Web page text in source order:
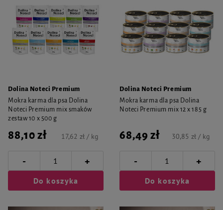
Dolina Noteci Premium
Mokra karma dla psa Dolina
Noteci Premium mix smaków
zestaw 10 x 500 g
88,10 zł 17,62 zł / kg
- +
Do koszyka
Dolina Noteci Premium
Mokra karma dla psa Dolina
Noteci Premium mix 12 x 185 g
68,49 zł 30,85 zł / kg
- +
Do koszyka